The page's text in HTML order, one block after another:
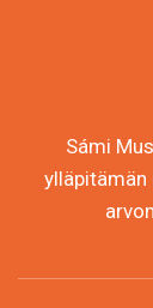
Sámi
ylläpitämän